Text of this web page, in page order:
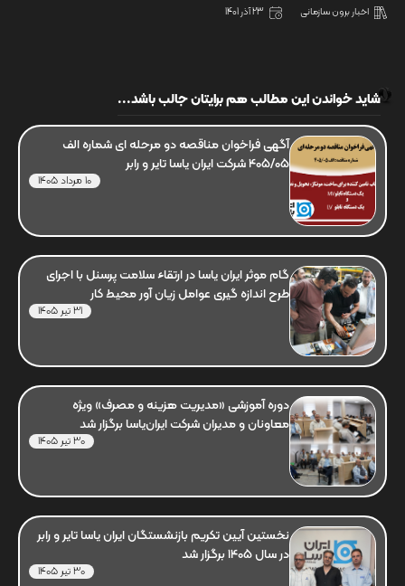
اخبار برون سازمانی 23 آذر 1401
شاید خواندن این مطالب هم برایتان جالب باشد...
آگهی فراخوان مناقصه دو مرحله ای شماره الف
405/05 شرکت ایران یاسا تایر و رابر
10 مرداد 1405
گام موثر ایران یاسا در ارتقاء سلامت پرسنل با اجرای
طرح اندازه گیری عوامل زیان آور محیط کار
31 تیر 1405
دوره آموزشی «مدیریت هزینه و مصرف» ویژه
معاونان و مدیران شرکت ایران‌یاسا برگزار شد
30 تیر 1405
نخستین آیین تکریم بازنشستگان ایران یاسا تایر و رابر
در سال 1405 برگزار شد
30 تیر 1405